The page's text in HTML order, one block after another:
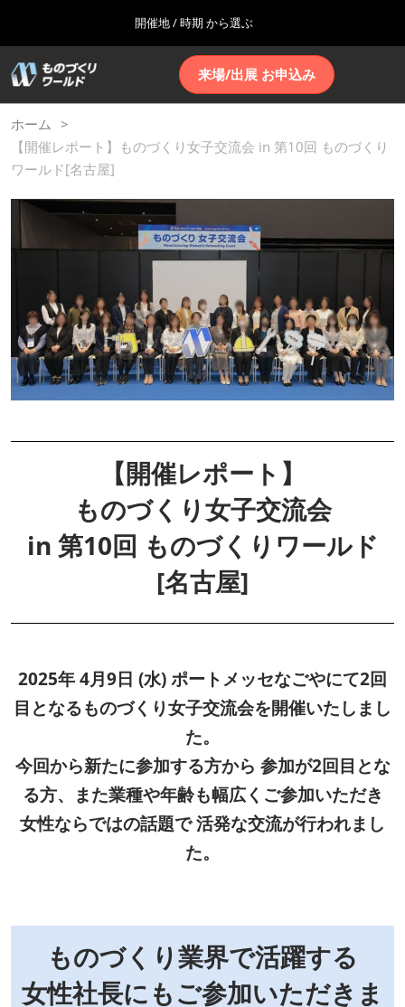
プ
し
て
進
む
to
close
the
menu.
開催地 / 時期 から選ぶ
2026年10月07日
インテックス大阪 | INTEX Osaka
名古屋展(4月)
東京展(7月)
2027年06月16日
東京ビッグサイト | Tokyo Big Sight
大阪展(10月)
2026年10月07日
インテックス大阪 | INTEX Osaka
マリンメッセ福岡｜MARIN MESSE Fukuoka
グ
ロ
ー
ナ
ー
ョ
ン
を
り
た
た
む
来場/出展 お申込み
ビ
ン
く
ホーム
【開催レポート】ものづくり女子交流会 in 第10回 ものづくり
ワールド[名古屋]
【開催レポート】
ものづくり女子交流会
in 第10回 ものづくりワールド
[名古屋]
2025年 4月9日 (水) ポートメッセなごやにて2回
目となるものづくり女子交流会を開催いたしまし
た。
今回から新たに参加する方から 参加が2回目とな
る方、また業種や年齢も幅広くご参加いただき
女性ならではの話題で 活発な交流が行われまし
た。
ものづくり業界で活躍する
女性社長にもご参加いただきま